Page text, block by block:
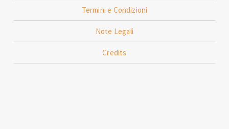
Termini e Condizioni
Note Legali
Credits